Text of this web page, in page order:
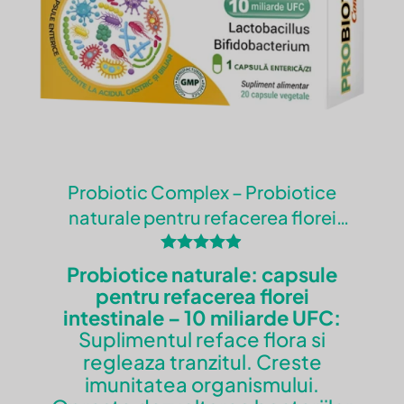
Nume*
Salvează-mi numele, emailul și site-ul
web în acest navigator pentru data
viitoare când o să comentez.
Probiotic Complex – Probiotice
naturale pentru refacerea florei
intestinale
Evaluat la
4.80
din 5
Probiotice naturale: capsule
pentru refacerea florei
intestinale – 10 miliarde UFC:
Suplimentul reface flora si
regleaza tranzitul. Creste
imunitatea organismului.